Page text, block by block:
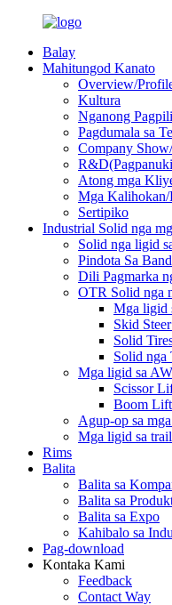
Balay
Mahitungod Kanato
Overview/
Kultura
Nganong
Pagdumala sa
Company
Atong mga
Mga Kalihokan/
Sertipiko
Industrial Solid nga
Solid nga ligid
Pindota Sa
Dili Pagmarka
OTR Solid nga
Mga ligid
Skid
Solid
Solid nga
Mga ligid sa
Scissor
Boom
Agup-op sa
Mga ligid sa
Rims
Balita
Balita sa
Balita sa
Balita sa Expo
Kahibalo sa
Pag-download
Kontaka Kami
Feedback
Contact Way